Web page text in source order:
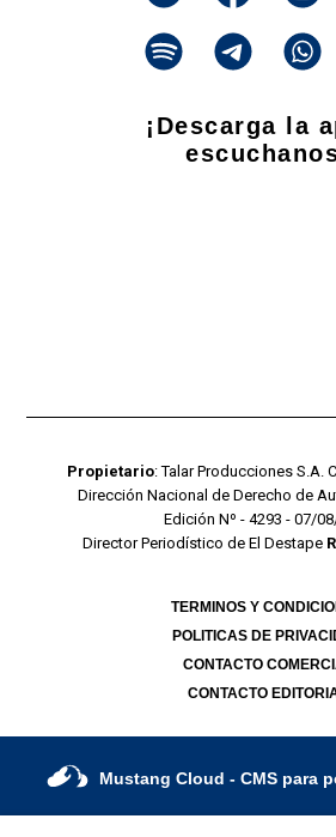
¡Descarga la
Propietario: Talar Producciones S.A.
Dirección Nacional de Derecho de
Edición Nº - 4293 - 07/
Director Periodístico de El Destape
TERMINOS Y
POLITICAS DE
CONTACTO
CONTACTO
Mustang Cloud - CMS para